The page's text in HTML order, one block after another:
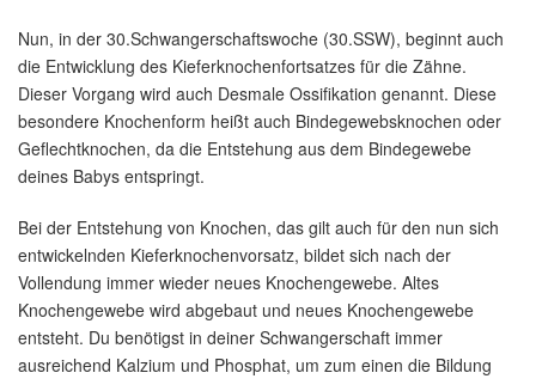
Nun, in der 30.Schwangerschaftswoche (30.SSW), beginnt auch
die Entwicklung des Kieferknochenfortsatzes für die Zähne.
Dieser Vorgang wird auch Desmale Ossifikation genannt. Diese
besondere Knochenform heißt auch Bindegewebsknochen oder
Geflechtknochen, da die Entstehung aus dem Bindegewebe
deines Babys entspringt.
Bei der Entstehung von Knochen, das gilt auch für den nun sich
entwickelnden Kieferknochenvorsatz, bildet sich nach der
Vollendung immer wieder neues Knochengewebe. Altes
Knochengewebe wird abgebaut und neues Knochengewebe
entsteht. Du benötigst in deiner Schwangerschaft immer
ausreichend Kalzium und Phosphat, um zum einen die Bildung